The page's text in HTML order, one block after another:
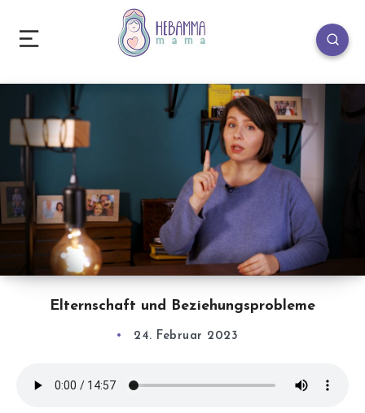
Elternschaft und Beziehungsprobleme
24. Februar 2023